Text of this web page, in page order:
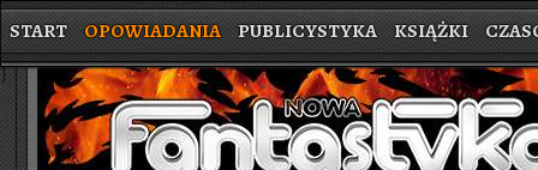
START OPOWIADANIA PUBLICYSTYKA KSIĄŻKI
}